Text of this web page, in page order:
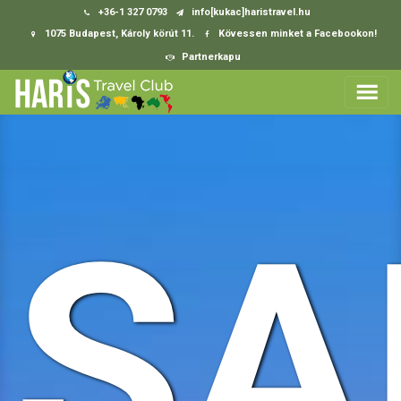
+36-1 327 0793
info[kukac]haristravel.hu
1075 Budapest, Károly körút 11.
Kövessen minket a Facebookon!
Partnerkapu